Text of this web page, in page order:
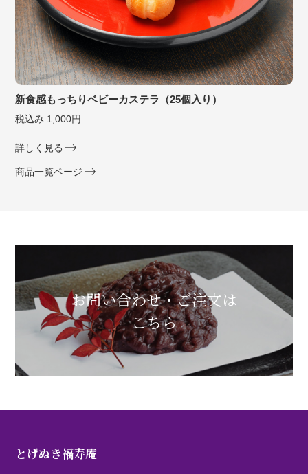
新食感もっちりベビーカステラ（25個入り）
税込み 1,000円
詳しく見る
商品一覧ページ
お問い合わせ・ご注文は
こちら
とげぬき福寿庵